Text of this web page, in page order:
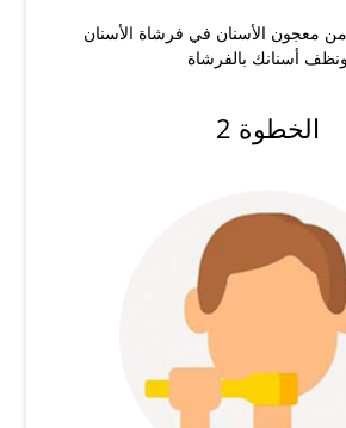
معجون الأسنان في فرشاة الأسنان
ونظف أسنانك بالفرشاة
الخطوة 2